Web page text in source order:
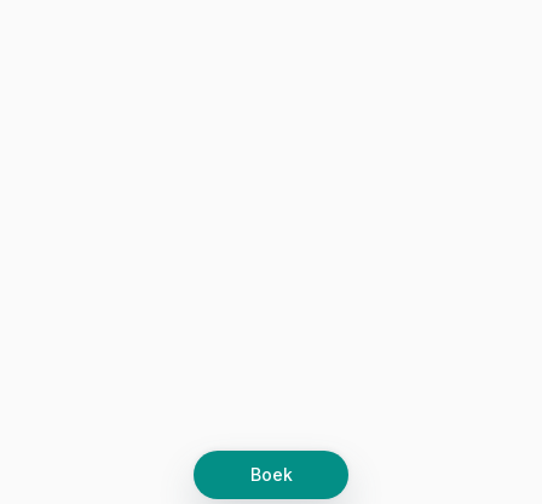
Boek